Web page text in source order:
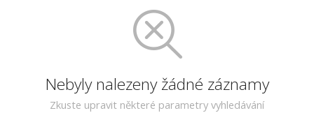
Nebyly nalezeny žádné záznamy
Zkuste upravit některé parametry vyhledávání